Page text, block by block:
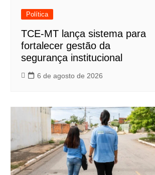
Política
TCE-MT lança sistema para
fortalecer gestão da
segurança institucional
6 de agosto de 2026